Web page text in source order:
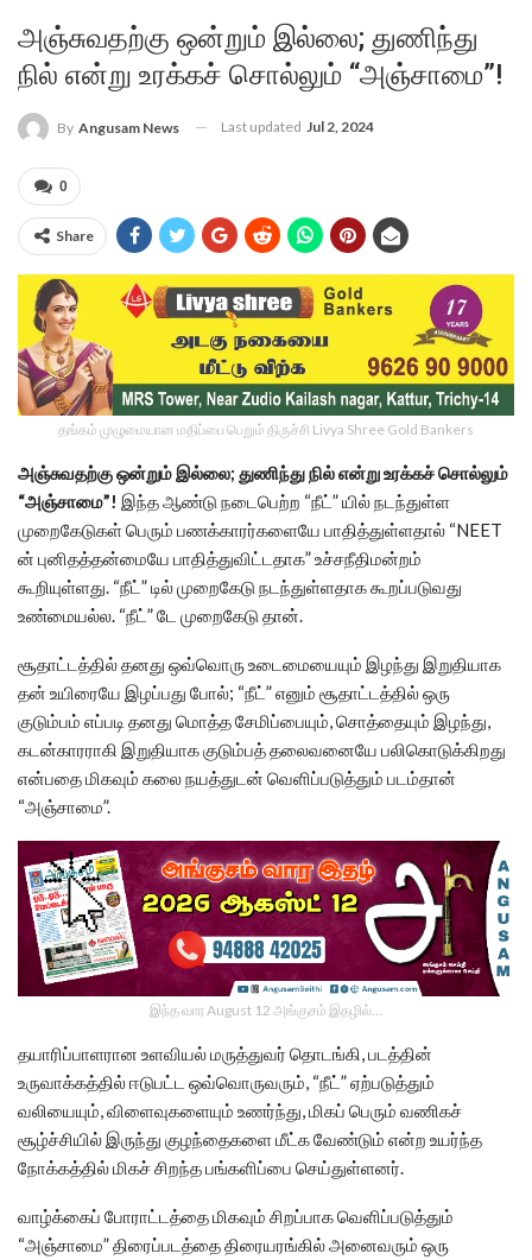
அஞ்சுவதற்கு ஒன்றும் இல்லை; துணிந்து
நில் என்று உரக்கச் சொல்லும் “அஞ்சாமை”!
By Angusam News Last updated Jul 2, 2024
0
Share
தங்கம் முழுமையான மதிப்பை பெறும் திருச்சி Livya Shree Gold Bankers
அஞ்சுவதற்கு ஒன்றும் இல்லை; துணிந்து நில் என்று உரக்கச் சொல்லும்
“அஞ்சாமை”! இந்த ஆண்டு நடைபெற்ற “நீட்” யில் நடந்துள்ள
முறைகேடுகள் பெரும் பணக்காரர்களையே பாதித்துள்ளதால் “NEET
ன் புனிதத்தன்மையே பாதித்துவிட்டதாக” உச்சநீதிமன்றம்
கூறியுள்ளது. “நீட்” டில் முறைகேடு நடந்துள்ளதாக கூறப்படுவது
உண்மையல்ல. “நீட்” டே முறைகேடு தான்.
சூதாட்டத்தில் தனது ஒவ்வொரு உடைமையையும் இழந்து இறுதியாக
தன் உயிரையே இழப்பது போல்; “நீட்” எனும் சூதாட்டத்தில் ஒரு
குடும்பம் எப்படி தனது மொத்த சேமிப்பையும், சொத்தையும் இழந்து,
கடன்காரராகி இறுதியாக குடும்பத் தலைவனையே பலிகொடுக்கிறது
என்பதை மிகவும் கலை நயத்துடன் வெளிப்படுத்தும் படம்தான்
“அஞ்சாமை”.
இந்த வார August 12 அங்குசம் இதழில்…
தயாரிப்பாளரான உளவியல் மருத்துவர் தொடங்கி, படத்தின்
உருவாக்கத்தில் ஈடுபட்ட ஒவ்வொருவரும், “நீட்” ஏற்படுத்தும்
வலியையும், விளைவுகளையும் உணர்ந்து, மிகப் பெரும் வணிகச்
சூழ்ச்சியில் இருந்து குழந்தைகளை மீட்க வேண்டும் என்ற உயர்ந்த
நோக்கத்தில் மிகச் சிறந்த பங்களிப்பை செய்துள்ளனர்.
வாழ்க்கைப் போராட்டத்தை மிகவும் சிறப்பாக வெளிப்படுத்தும்
“அஞ்சாமை” திரைப்படத்தை திரையரங்கில் அனைவரும் ஒரு